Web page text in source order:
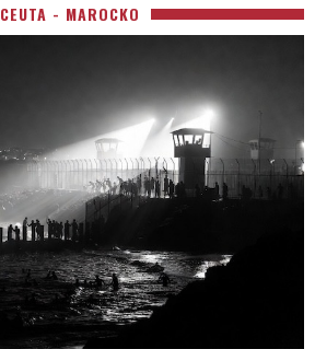
CEUTA - MAROCKO